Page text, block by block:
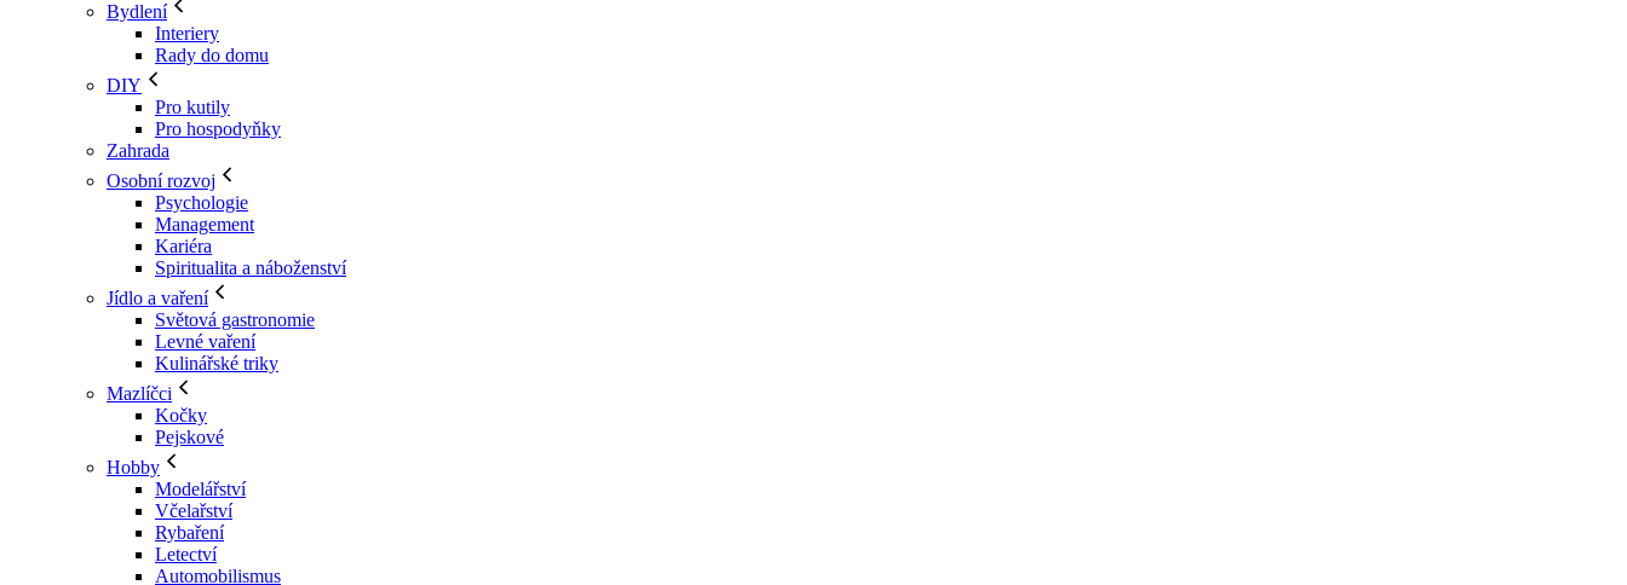
Bydlení
Interiery
Rady do domu
DIY
Pro kutily
Pro hospodyňky
Zahrada
Osobní rozvoj
Psychologie
Management
Kariéra
Spiritualita a náboženství
Jídlo a vaření
Světová gastronomie
Levné vaření
Kulinářské triky
Mazlíčci
Kočky
Pejskové
Hobby
Modelářství
Včelařství
Rybaření
Letectví
Automobilismus